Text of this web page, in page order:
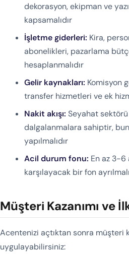
dekorasyon, ekipman ve
kapsamalıdır
İşletme giderleri: Kira,
abonelikleri, pazarlama
hesaplanmalıdır
Gelir kaynakları: Komisyon
transfer hizmetleri ve ek
Nakit akışı: Seyahat
dalgalanmalara sahiptir,
yapılmalıdır
Acil durum fonu: En az 3-6
karşılayacak bir fon
Müşteri Kazanımı ve
Acentenizi açtıktan sonra müşteri
uygulayabilirsiniz: